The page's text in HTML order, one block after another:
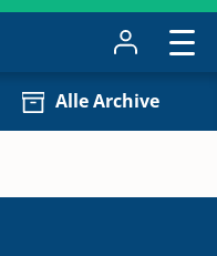
Alle Archive